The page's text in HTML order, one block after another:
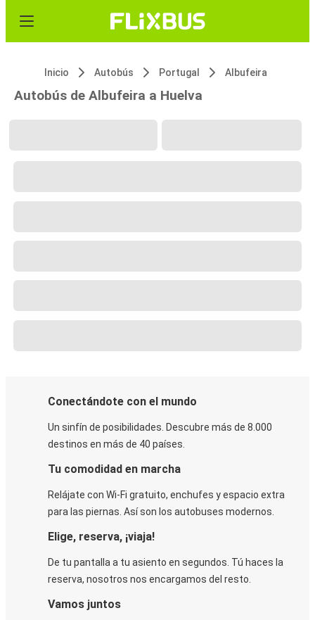
Inicio Autobús Portugal Albufeira
Autobús de Albufeira a Huelva
Conectándote con el mundo
Un sinfín de posibilidades. Descubre más de 8.000
destinos en más de 40 países.
Tu comodidad en marcha
Relájate con Wi-Fi gratuito, enchufes y espacio extra
para las piernas. Así son los autobuses modernos.
Elige, reserva, ¡viaja!
De tu pantalla a tu asiento en segundos. Tú haces la
reserva, nosotros nos encargamos del resto.
Vamos juntos